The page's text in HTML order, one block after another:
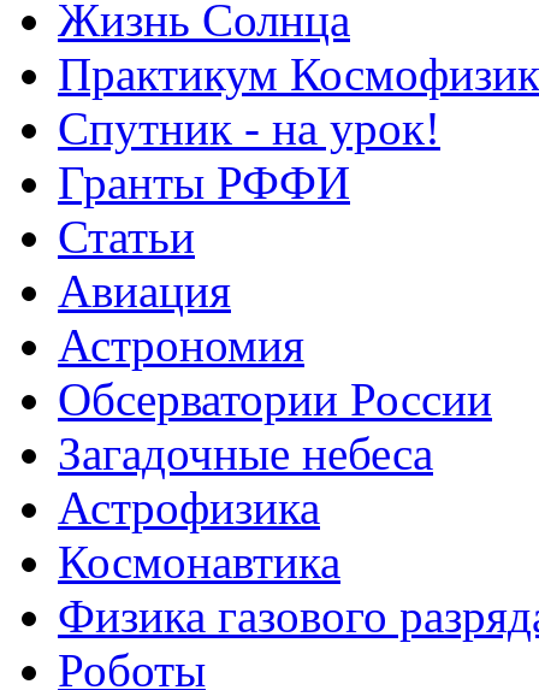
Жизнь Солнца
Практикум
Спутник - на урок!
Гранты РФФИ
Статьи
Авиация
Астрономия
Обсерватории России
Загадочные небеса
Астрофизика
Космонавтика
Физика газового
Роботы